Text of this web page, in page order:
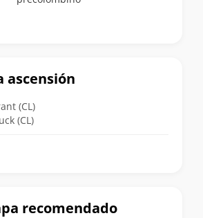
ascensión
(CL)
(CL)
recomendado